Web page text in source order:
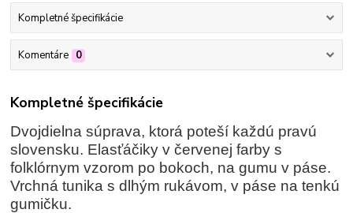
Kompletné špecifikácie
Komentáre 0
Kompletné špecifikácie
Dvojdielna súprava, ktorá poteší každú pravú
slovensku. Elasťáčiky v červenej farby s
folklórnym vzorom po bokoch, na gumu v páse.
Vrchná tunika s dlhým rukávom, v páse na tenkú
gumičku.